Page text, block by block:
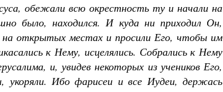
обежали всю окрестность ту и начали на
было, находился. И куда ни приходил Он,
на открытых местах и просили Его, чтобы им
к Нему, исцелялись. Собрались к Нему
и, увидев некоторых из учеников Его,
Ибо фарисеи и все Иудеи, держась